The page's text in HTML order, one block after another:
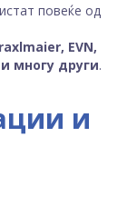
повеќе од
EVN,
многу други.
и